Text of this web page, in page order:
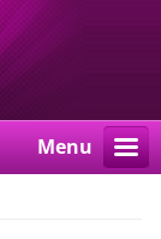
Menu